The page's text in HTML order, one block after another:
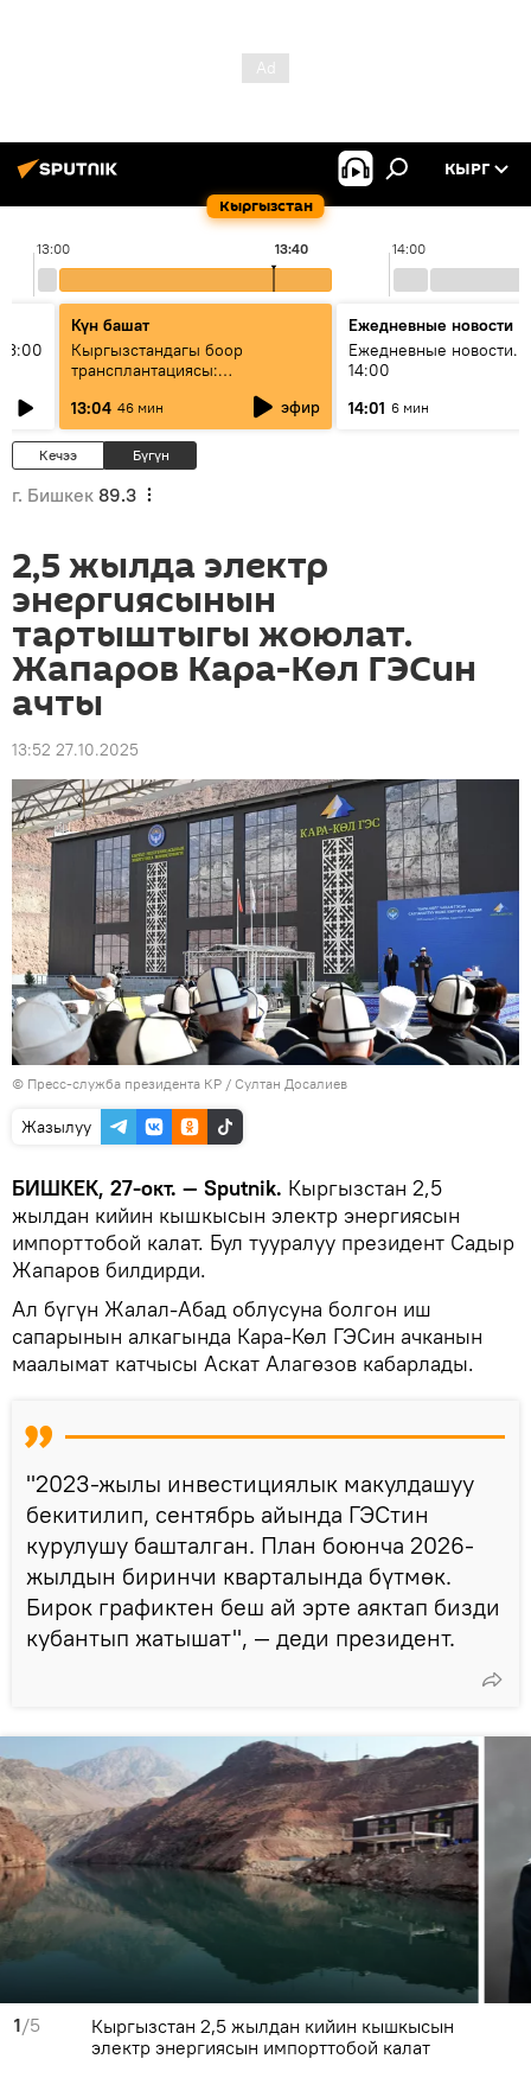
Кыргызстан
КЫРГ
13:00 14:00
13:40
Күн башат
Кыргызстандагы боор
трансплантациясы:
жетишкендиктер жана өнүгүү
келечеги
13:04 46 мин эфир
Ежедневные новости
Ежедневные новости.
14:00
14:01 6 мин
Кечээ Бүгүн
г. Бишкек 89.3
2,5 жылда электр
энергиясынын
тартыштыгы жоюлат.
Жапаров Кара-Көл ГЭСин
ачты
13:52 27.10.2025
© Пресс-служба президента КР / Султан Досалиев
Жазылуу
БИШКЕК, 27-окт. — Sputnik. Кыргызстан 2,5
жылдан кийин кышкысын электр энергиясын
импорттобой калат. Бул тууралуу президент Садыр
Жапаров билдирди.
Ал бүгүн Жалал-Абад облусуна болгон иш
сапарынын алкагында Кара-Көл ГЭСин ачканын
маалымат катчысы Аскат Алагөзов кабарлады.
"2023-жылы инвестициялык макулдашуу
бекитилип, сентябрь айында ГЭСтин
курулушу башталган. План боюнча 2026-
жылдын биринчи кварталында бүтмөк.
Бирок графиктен беш ай эрте аяктап бизди
кубантып жатышат", — деди президент.
1/5
Кыргызстан 2,5 жылдан кийин кышкысын
электр энергиясын импорттобой калат